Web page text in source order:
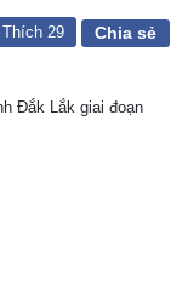
Thích 29 Chia sẻ
Đắk Lắk giai đoạn